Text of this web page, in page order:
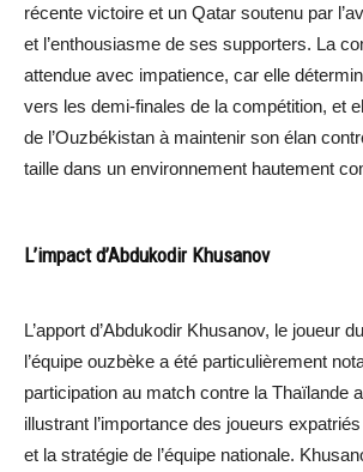
récente victoire et un Qatar soutenu par
et l’enthousiasme de ses supporters. La
attendue avec impatience, car elle
vers les demi-finales de la compétition, et
de l’Ouzbékistan à maintenir son élan
taille dans un environnement hautement
L’impact d’Abdukodir Khusanov
L’apport d’Abdukodir Khusanov, le joueur
l’équipe ouzbèke a été particulièrement
participation au match contre la Thaïlande
illustrant l’importance des joueurs
et la stratégie de l’équipe nationale.